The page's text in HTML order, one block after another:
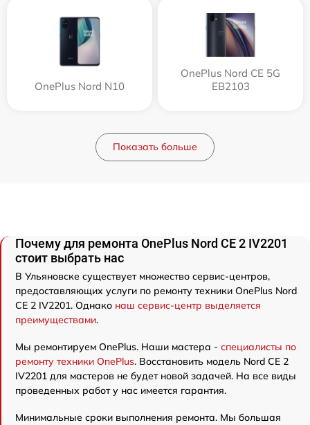
OnePlus Nord N10
OnePlus Nord CE 5G
EB2103
Показать больше
Почему для ремонта OnePlus Nord CE 2 IV2201
стоит выбрать нас
В Ульяновске существует множество сервис-центров,
предоставляющих услуги по ремонту техники OnePlus Nord
CE 2 IV2201. Однако наш сервис-центр выделяется
преимуществами.
Мы ремонтируем OnePlus. Наши мастера - специалисты по
ремонту техники OnePlus. Восстановить модель Nord CE 2
IV2201 для мастеров не будет новой задачей. На все виды
проведенных работ у нас имеется гарантия.
Минимальные сроки выполнения ремонта. Мы большая